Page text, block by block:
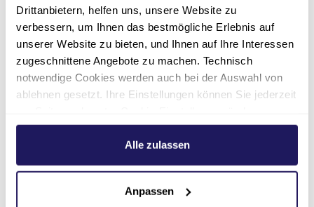
Drittanbietern, helfen uns, unsere Website zu
verbessern, um Ihnen das bestmögliche Erlebnis auf
unserer Website zu bieten, und Ihnen auf Ihre Interessen
zugeschnittene Angebote zu machen. Technisch
notwendige Cookies werden auch bei der Auswahl von
ablehnen gesetzt. Ihre Einstellungen können Sie jederzeit
Weitere Informationen hierzu finden Sie in unserer
.
Alle zulassen
Anpassen
Arbeitsort
Lutherstadt Wittenberg
Einrichtung
Pflege & Wohnen Georg
Schleusner
Zur Ausschreibung
Weitere Stellen finden